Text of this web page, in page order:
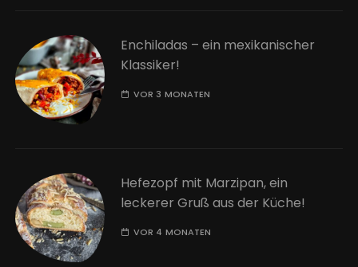
Enchiladas – ein mexikanischer
Klassiker!
VOR 3 MONATEN
Hefezopf mit Marzipan, ein
leckerer Gruß aus der Küche!
VOR 4 MONATEN